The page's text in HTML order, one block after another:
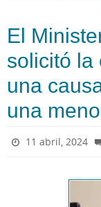
El
solicitó la
una
una
11 abril, 2024